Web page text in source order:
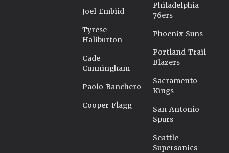
Joel Embiid
Tyrese
Haliburton
Cade
Cunningham
Paolo Banchero
Cooper Flagg
Philadelphia
76ers
Phoenix Suns
Portland Trail
Blazers
Sacramento
Kings
San Antonio
Spurs
Seattle
Supersonics